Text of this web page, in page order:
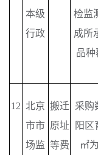
本级
行政
检监
成所
品种
12 北京
市市
场监
搬迁
原址
等费
采购
阳区
㎡